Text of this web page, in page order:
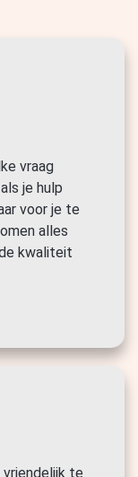
vraag
je hulp
voor je te
alles
kwaliteit
te